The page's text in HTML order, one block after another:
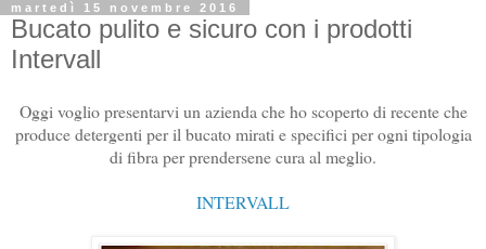
martedì 15 novembre 2016
Bucato pulito e sicuro con i prodotti
Intervall
Oggi voglio presentarvi un azienda che ho scoperto di recente che
produce detergenti per il bucato mirati e specifici per ogni tipologia
di fibra per prendersene cura al meglio.
INTERVALL